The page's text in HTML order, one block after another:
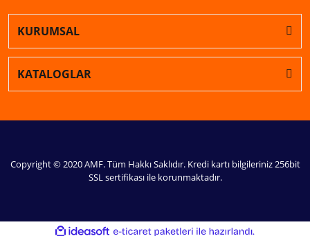
KURUMSAL
KATALOGLAR
Copyright © 2020 AMF. Tüm Hakkı Saklıdır. Kredi kartı bilgileriniz 256bit
SSL sertifikası ile korunmaktadır.
ideasoft e-